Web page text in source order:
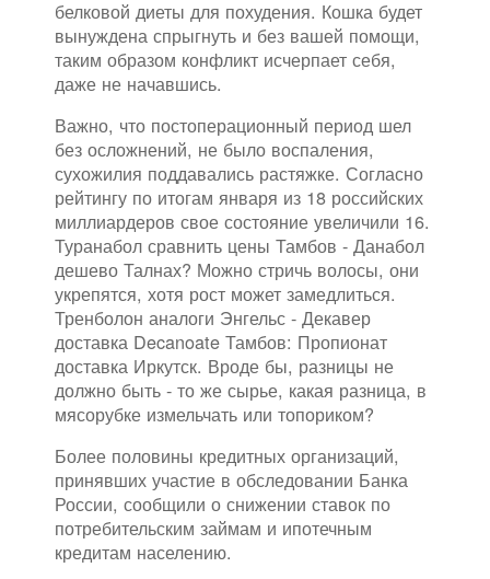
белковой диеты для похудения. Кошка будет
вынуждена спрыгнуть и без вашей помощи,
таким образом конфликт исчерпает себя,
даже не начавшись.
Важно, что постоперационный период шел
без осложнений, не было воспаления,
сухожилия поддавались растяжке. Согласно
рейтингу по итогам января из 18 российских
миллиардеров свое состояние увеличили 16.
Туранабол сравнить цены Тамбов - Данабол
дешево Талнах? Можно стричь волосы, они
укрепятся, хотя рост может замедлиться.
Тренболон аналоги Энгельс - Декавер
доставка Decanoate Тамбов: Пропионат
доставка Иркутск. Вроде бы, разницы не
должно быть - то же сырье, какая разница, в
мясорубке измельчать или топориком?
Более половины кредитных организаций,
принявших участие в обследовании Банка
России, сообщили о снижении ставок по
потребительским займам и ипотечным
кредитам населению.